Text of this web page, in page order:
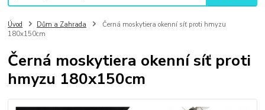
Úvod Dům a Zahrada
Černá moskytiera okenní síť proti hmyzu
180x150cm
Černá moskytiera okenní síť proti
hmyzu 180x150cm